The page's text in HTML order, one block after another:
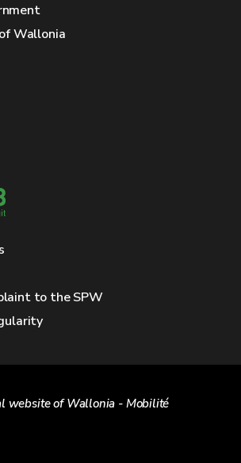
Wallonia
to the SPW
website of Wallonia - Mobilité